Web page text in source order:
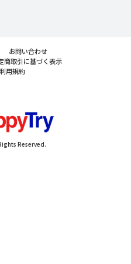
お問い合わせ
商取引に基づく表示
用規約
Reserved.